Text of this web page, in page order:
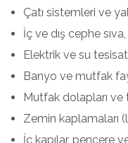
Çatı sistemleri ve
İç ve dış cephe
Elektrik ve su
Banyo ve mutfak
Mutfak dolapları ve
Zemin kaplamaları
İç kapılar, pencere